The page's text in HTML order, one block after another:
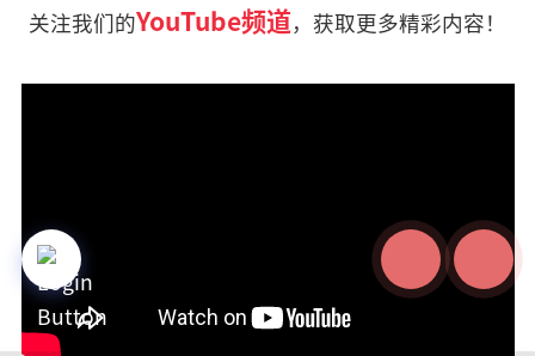
关注我们的YouTube频道，获取更多精彩内容！